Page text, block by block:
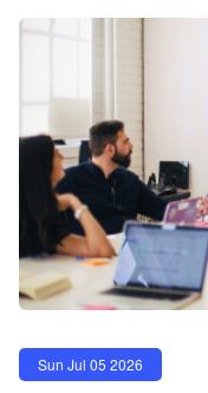
Sun Jul 05 2026